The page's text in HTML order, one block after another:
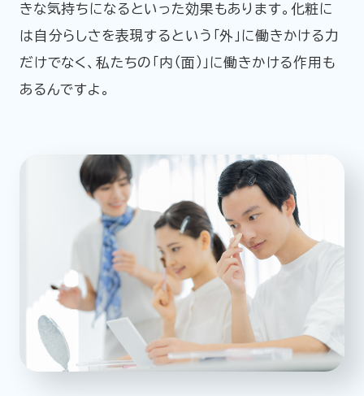
きな気持ちになるといった効果もあります。化粧に
は自分らしさを表現するという「外」に働きかける力
だけでなく、私たちの「内（面）」に働きかける作用も
あるんですよ。